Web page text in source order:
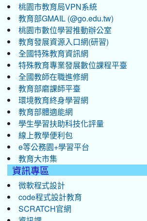
桃園市教育局VPN系統
教育部GMAIL (@go.edu.tw)
桃園市數位學習推動辦公室
教育發展資源入口網(研習)
全國特殊教育資訊網
特殊教育專業發展數位課程平臺
全國教師在職進修網
教育部磨課師平臺
環境教育終身學習網
教育部體適能網
學生學習扶助科技化評量
線上教學便利包
e等公務園+學習平台
教育大市集
資訊專區
微軟程式設計
code程式設計教育
SCRATCH官網